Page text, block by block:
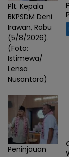
Plt. Kepala
BKPSDM Deni
Irawan, Rabu
(5/8/2026).
(Foto:
Istimewa/
Lensa
Nusantara)
Peninjauan